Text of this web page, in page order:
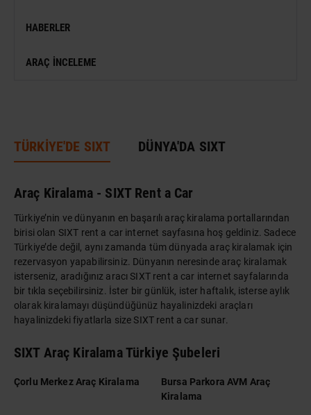
ANTIK KENT & ALANLAR
HABERLER
ARAÇ İNCELEME
TÜRKİYE'DE SIXT DÜNYA'DA SIXT
Araç Kiralama - SIXT Rent a Car
Türkiye’nin ve dünyanın en başarılı araç kiralama portallarından
birisi olan SIXT rent a car internet sayfasına hoş geldiniz. Sadece
Türkiye’de değil, aynı zamanda tüm dünyada araç kiralamak için
rezervasyon yapabilirsiniz. Dünyanın neresinde araç kiralamak
isterseniz, aradığınız aracı SIXT rent a car internet sayfalarında
bir tıkla seçebilirsiniz. İster bir günlük, ister haftalık, isterse aylık
olarak kiralamayı düşündüğünüz hayalinizdeki araçları
hayalinizdeki fiyatlarla size SIXT rent a car sunar.
SIXT Araç Kiralama Türkiye Şubeleri
Çorlu Merkez Araç Kiralama
Bursa Parkora AVM Araç
Kiralama